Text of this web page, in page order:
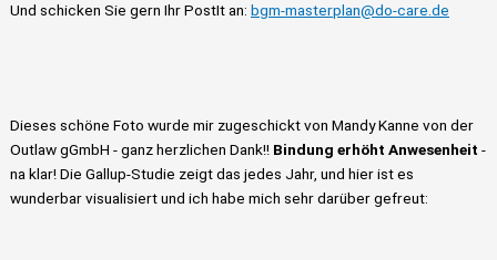
Und schicken Sie gern Ihr PostIt an: bgm-masterplan@do-care.de
Dieses schöne Foto wurde mir zugeschickt von Mandy Kanne von der
Outlaw gGmbH - ganz herzlichen Dank!! Bindung erhöht Anwesenheit -
na klar! Die Gallup-Studie zeigt das jedes Jahr, und hier ist es
wunderbar visualisiert und ich habe mich sehr darüber gefreut: